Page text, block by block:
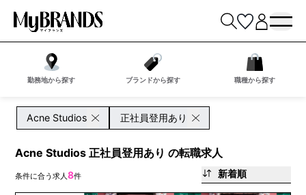
勤務地から探す ブランドから探す 職種から探す
Acne Studios 正社員登用あり
Acne Studios 正社員登用あり の転職求人
条件に合う求人8件 新着順